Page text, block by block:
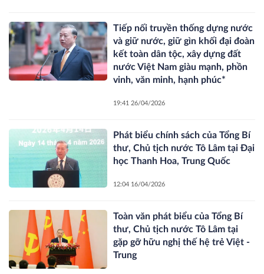
Tiếp nối truyền thống dựng nước
và giữ nước, giữ gìn khối đại đoàn
kết toàn dân tộc, xây dựng đất
nước Việt Nam giàu mạnh, phồn
vinh, văn minh, hạnh phúc*
19:41 26/04/2026
Phát biểu chính sách của Tổng Bí
thư, Chủ tịch nước Tô Lâm tại Đại
học Thanh Hoa, Trung Quốc
12:04 16/04/2026
Toàn văn phát biểu của Tổng Bí
thư, Chủ tịch nước Tô Lâm tại
gặp gỡ hữu nghị thế hệ trẻ Việt -
Trung